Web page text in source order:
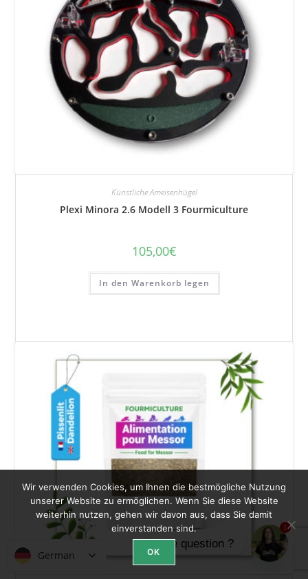
Künstliche Ameisenhügel
Plexi Minora 2.6 Modell 3 Fourmiculture
105,00€
In den Warenkorb legen
German
Wir verwenden Cookies, um Ihnen die bestmögliche Nutzung
unserer Website zu ermöglichen. Wenn Sie diese Website
weiterhin nutzen, gehen wir davon aus, dass Sie damit
einverstanden sind.
OK
German
Une question ?
1